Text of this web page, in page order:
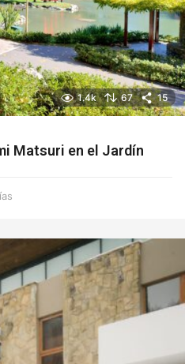
1.4k 67 15
Matsuri en el Jardín
a